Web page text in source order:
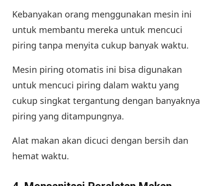
Kebanyakan orang menggunakan mesin ini
untuk membantu mereka untuk mencuci
piring tanpa menyita cukup banyak waktu.
Mesin piring otomatis ini bisa digunakan
untuk mencuci piring dalam waktu yang
cukup singkat tergantung dengan banyaknya
piring yang ditampungnya.
Alat makan akan dicuci dengan bersih dan
hemat waktu.